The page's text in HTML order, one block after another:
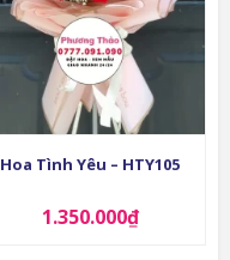
Hoa Tình Yêu – HTY105
1.350.000₫